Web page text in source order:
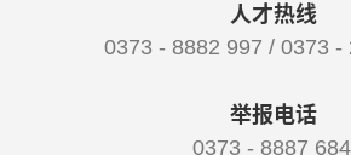
人才热线
0373 - 8882 997 / 0373 -
举报电话
0373 - 8887 684